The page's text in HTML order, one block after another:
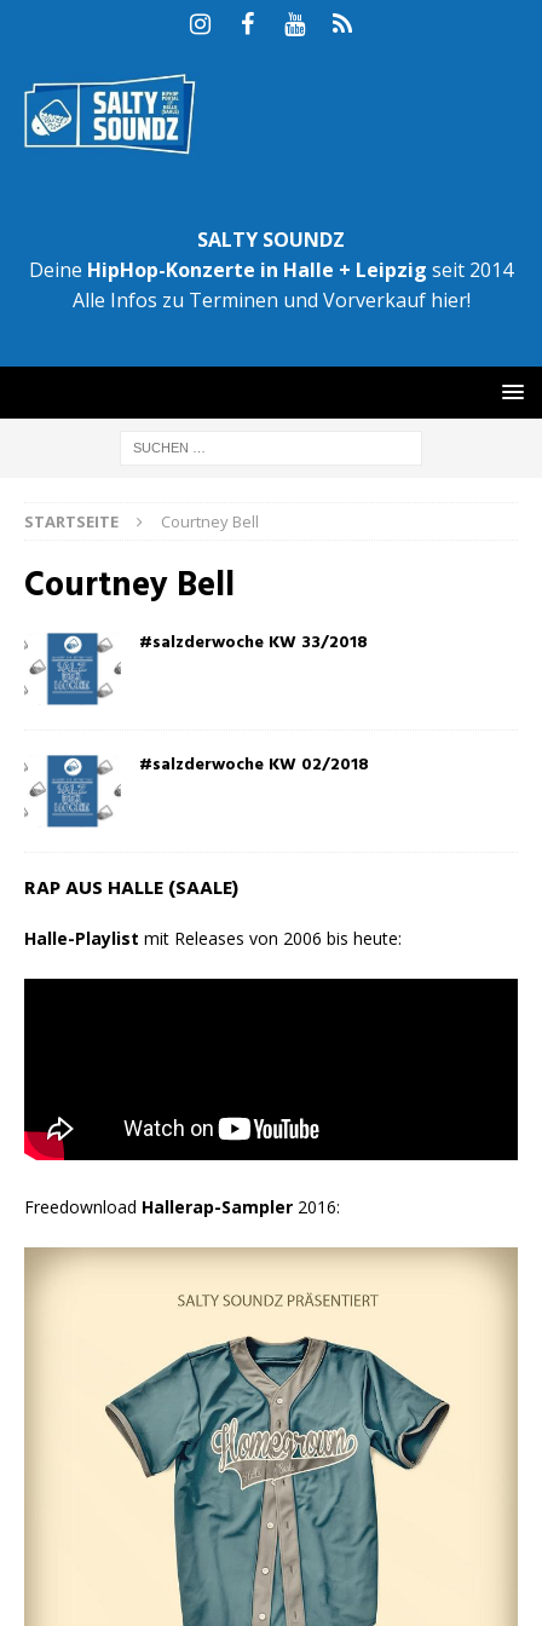
SALTY SOUNDZ
Deine HipHop-Konzerte in Halle + Leipzig seit 2014
Alle Infos zu Terminen und Vorverkauf hier!
STARTSEITE Courtney Bell
Courtney Bell
#salzderwoche KW 33/2018
#salzderwoche KW 02/2018
RAP AUS HALLE (SAALE)
Halle-Playlist mit Releases von 2006 bis heute:
Freedownload Hallerap-Sampler 2016: